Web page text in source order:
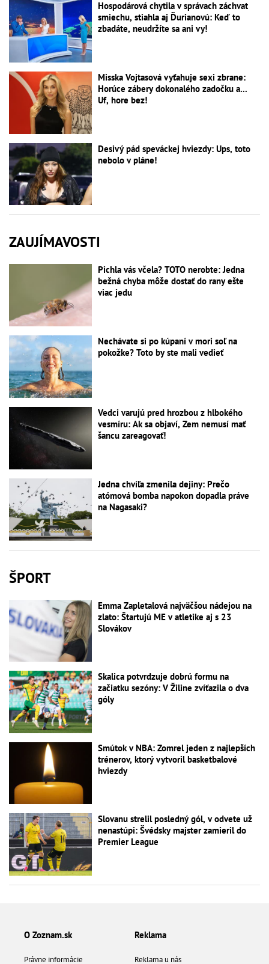
Hospodárová chytila v správach záchvat
smiechu, stiahla aj Ďurianovú: Keď to
zbadáte, neudržíte sa ani vy!
Misska Vojtasová vyťahuje sexi zbrane:
Horúce zábery dokonalého zadočku a...
Uf, hore bez!
Desivý pád speváckej hviezdy: Ups, toto
nebolo v pláne!
ZAUJÍMAVOSTI
Pichla vás včela? TOTO nerobte: Jedna
bežná chyba môže dostať do rany ešte
viac jedu
Nechávate si po kúpaní v mori soľ na
pokožke? Toto by ste mali vedieť
Vedci varujú pred hrozbou z hlbokého
vesmíru: Ak sa objaví, Zem nemusí mať
šancu zareagovať!
Jedna chvíľa zmenila dejiny: Prečo
atómová bomba napokon dopadla práve
na Nagasaki?
ŠPORT
Emma Zapletalová najväčšou nádejou na
zlato: Štartujú ME v atletike aj s 23
Slovákov
Skalica potvrdzuje dobrú formu na
začiatku sezóny: V Žiline zvíťazila o dva
góly
Smútok v NBA: Zomrel jeden z najlepších
trénerov, ktorý vytvoril basketbalové
hviezdy
Slovanu strelil posledný gól, v odvete už
nenastúpi: Švédsky majster zamieril do
Premier League
O Zoznam.sk
Právne informácie
Reklama
Reklama u nás